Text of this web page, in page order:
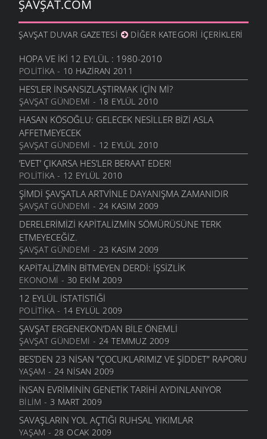
30 MART 2007
DERINER BARAJI’NIN YOK EDECEĞI KÖYLERDEN ÇAĞRI
22 ARALIK 2005
ŞAVŞAT.COM
ŞAVŞAT DUVAR GAZETESI DIĞER KATEGORI İÇERIKLERI
HOPA VE İKI 12 EYLÜL : 1980-2010
POLITIKA- 10 HAZIRAN 2011
HES’LER INSANSIZLAŞTIRMAK IÇIN MI?
ŞAVŞAT GÜNDEMI - 18 EYLÜL 2010
HASAN KÖSOĞLU: GELECEK NESILLER BIZI ASLA
AFFETMEYECEK
ŞAVŞAT GÜNDEMI - 12 EYLÜL 2010
’EVET’ ÇIKARSA HES’LER BERAAT EDER!
POLITIKA- 12 EYLÜL 2010
ŞIMDI ŞAVŞATLA ARTVINLE DAYANIŞMA ZAMANIDIR
ŞAVŞAT GÜNDEMI - 24 KASIM 2009
DERELERIMIZI KAPITALIZMIN SÖMÜRÜSÜNE TERK
ETMEYECEĞIZ.
ŞAVŞAT GÜNDEMI - 23 KASIM 2009
KAPITALIZMIN BITMEYEN DERDI: İŞSIZLIK
EKONOMI - 30 EKIM 2009
12 EYLÜL İSTATISTIĞI
POLITIKA- 14 EYLÜL 2009
ŞAVŞAT ERGENEKON’DAN BILE ÖNEMLI
ŞAVŞAT GÜNDEMI - 24 TEMMUZ 2009
BES’DEN 23 NISAN ”ÇOCUKLARIMIZ VE ŞIDDET” RAPORU
YAŞAM - 24 NISAN 2009
İNSAN EVRIMININ GENETIK TARIHI AYDINLANIYOR
BILIM - 3 MART 2009
SAVAŞLARIN YOL AÇTIĞI RUHSAL YIKIMLAR
YAŞAM - 28 OCAK 2009